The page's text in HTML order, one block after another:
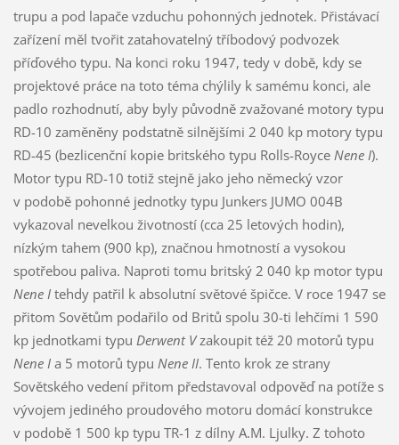
trupu a pod lapače vzduchu pohonných jednotek. Přistávací
zařízení měl tvořit zatahovatelný tříbodový podvozek
příďového typu. Na konci roku 1947, tedy v době, kdy se
projektové práce na toto téma chýlily k samému konci, ale
padlo rozhodnutí, aby byly původně zvažované motory typu
RD-10 zaměněny podstatně silnějšími 2 040 kp motory typu
RD-45 (bezlicenční kopie britského typu Rolls-Royce Nene I).
Motor typu RD-10 totiž stejně jako jeho německý vzor
v podobě pohonné jednotky typu Junkers JUMO 004B
vykazoval nevelkou životností (cca 25 letových hodin),
nízkým tahem (900 kp), značnou hmotností a vysokou
spotřebou paliva. Naproti tomu britský 2 040 kp motor typu
Nene Itehdy patřil k absolutní světové špičce. V roce 1947 se
přitom Sovětům podařilo od Britů spolu 30-ti lehčími 1 590
kp jednotkami typu Derwent Vzakoupit též 20 motorů typu
Nene Ia 5 motorů typu Nene II. Tento krok ze strany
Sovětského vedení přitom představoval odpověď na potíže s
vývojem jediného proudového motoru domácí konstrukce
v podobě 1 500 kp typu TR-1 z dílny A.M. Ljulky. Z tohoto